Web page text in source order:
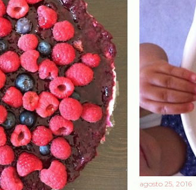
agosto 25, 2016